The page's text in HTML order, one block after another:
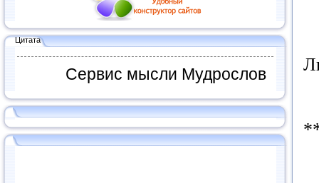
Цитата
Сервис мысли Мудрослов